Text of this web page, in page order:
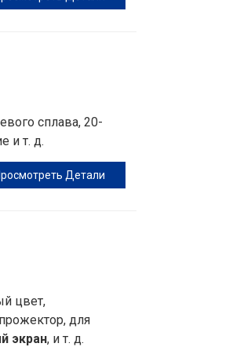
сплава, 20-
и т. д.
Детали
цвет,
для
экран, и т. д.